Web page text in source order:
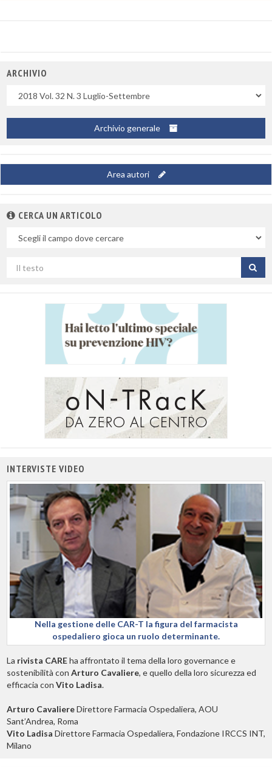
ARCHIVIO
Archivio generale
Area autori
CERCA UN ARTICOLO
campo
per
INTERVISTE VIDEO
Nella gestione delle CAR-T la figura del farmacista
ospedaliero gioca un ruolo determinante.
La rivista CAREha affrontato il tema della loro governance e
sostenibilità con Arturo Cavaliere, e quello della loro sicurezza ed
efficacia con Vito Ladisa.
Arturo CavaliereDirettore Farmacia Ospedaliera, AOU
Sant’Andrea, Roma
Vito Ladisa Direttore Farmacia Ospedaliera, Fondazione IRCCS INT,
Milano